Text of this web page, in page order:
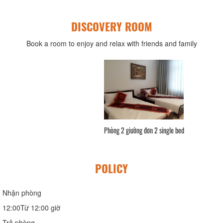
DISCOVERY ROOM
Book a room to enjoy and relax with friends and family
Phòng 1 giường đôi Double
POLICY
Nhận phòng
12:00Từ 12:00 giờ